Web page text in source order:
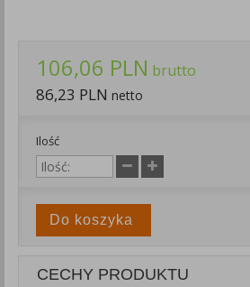
106,06 PLN brutto
86,23 PLN netto
Ilość
Do koszyka
CECHY PRODUKTU